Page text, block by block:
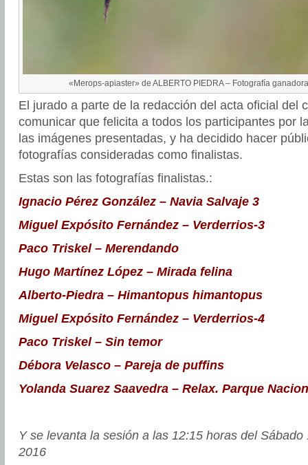
«Merops-apiaster» de ALBERTO PIEDRA – Fotografía
El jurado a parte de la redacción del acta oficial del
comunicar que felicita a todos los participantes por
las imágenes presentadas, y ha decidido hacer
fotografías consideradas como finalistas.
Estas son las fotografías finalistas.:
Ignacio Pérez González – Navia Salvaje 3
Miguel Expósito Fernández – Verderrios-3
Paco Triskel – Merendando
Hugo Martínez López – Mirada felina
Alberto-Piedra – Himantopus himantopus
Miguel Expósito Fernández – Verderrios-4
Paco Triskel – Sin temor
Débora Velasco – Pareja de puffins
Yolanda Suarez Saavedra – Relax. Parque
Y se levanta la sesión a las 12:15 horas del
2016